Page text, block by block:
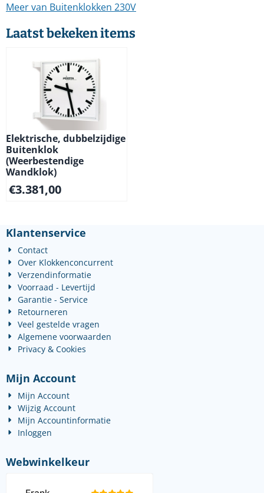
Meer van Buitenklokken 230V
Laatst bekeken items
Elektrische, dubbelzijdige
Buitenklok
(Weerbestendige
Wandklok)
€3.381,00
Klantenservice
Contact
Over Klokkenconcurrent
Verzendinformatie
Voorraad - Levertijd
Garantie - Service
Retourneren
Veel gestelde vragen
Algemene voorwaarden
Privacy & Cookies
Mijn Account
Mijn Account
Wijzig Account
Mijn Accountinformatie
Inloggen
Webwinkelkeur